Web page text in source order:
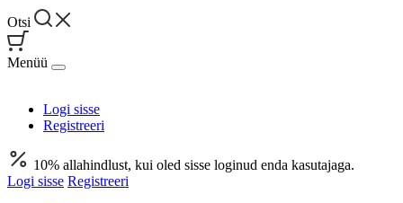
Otsi
Menüü
Logi sisse
Registreeri
10% allahindlust, kui oled sisse loginud enda kasutajaga.
Logi sisse Registreeri